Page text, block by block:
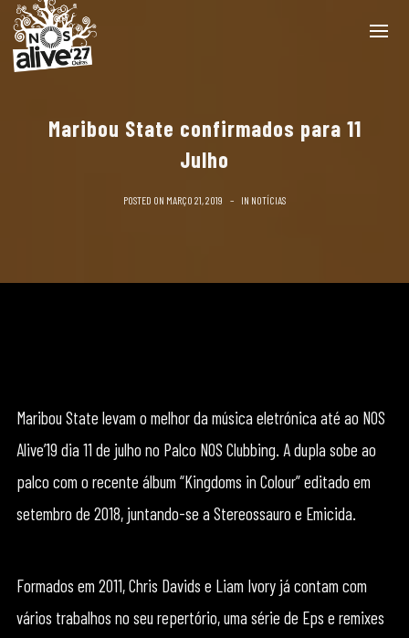
Maribou State confirmados para 11
Julho
POSTED ON MARÇO 21, 2019 IN NOTÍCIAS
Maribou State levam o melhor da música eletrónica até ao NOS
Alive’19 dia 11 de julho no Palco NOS Clubbing. A dupla sobe ao
palco com o recente álbum “Kingdoms in Colour” editado em
setembro de 2018, juntando-se a Stereossauro e Emicida.
Formados em 2011, Chris Davids e Liam Ivory já contam com
vários trabalhos no seu repertório, uma série de Eps e remixes